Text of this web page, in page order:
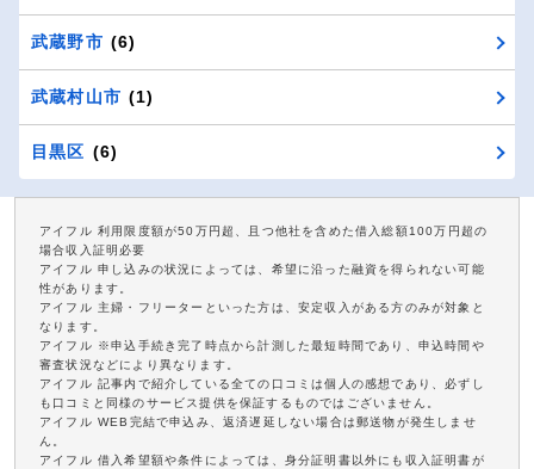
武蔵野市 (6)
武蔵村山市 (1)
目黒区 (6)
アイフル 利用限度額が50万円超、且つ他社を含めた借入総額100万円超の
場合収入証明必要
アイフル 申し込みの状況によっては、希望に沿った融資を得られない可能
性があります。
アイフル 主婦・フリーターといった方は、安定収入がある方のみが対象と
なります。
アイフル ※申込手続き完了時点から計測した最短時間であり、申込時間や
審査状況などにより異なります。
アイフル 記事内で紹介している全ての口コミは個人の感想であり、必ずし
も口コミと同様のサービス提供を保証するものではございません。
アイフル WEB完結で申込み、返済遅延しない場合は郵送物が発生しませ
ん。
アイフル 借入希望額や条件によっては、身分証明書以外にも収入証明書が